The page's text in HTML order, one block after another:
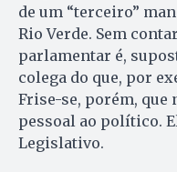
de um “terceiro”
Rio Verde. Sem
parlamentar é,
colega do que, por
Frise-se, porém, que
pessoal ao político.
Legislativo.